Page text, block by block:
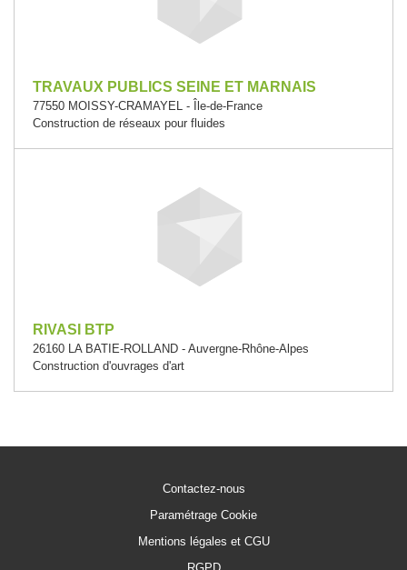
TRAVAUX PUBLICS SEINE ET MARNAIS
77550 MOISSY-CRAMAYEL - Île-de-France
Construction de réseaux pour fluides
RIVASI BTP
26160 LA BATIE-ROLLAND - Auvergne-Rhône-Alpes
Construction d'ouvrages d'art
Contactez-nous
Paramétrage Cookie
Mentions légales et CGU